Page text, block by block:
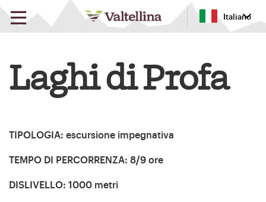
Italiano
Laghi di Profa
TIPOLOGIA: escursione impegnativa
TEMPO DI PERCORRENZA: 8/9 ore
DISLIVELLO: 1000 metri